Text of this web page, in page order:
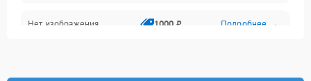
Перегрев и охлаждение
Нет изображения 1000 ₽ Подробнее →